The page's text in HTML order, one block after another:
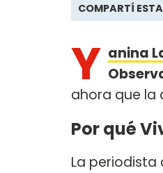
COMPARTÍ
Y anina
ahora que la
Por qué
La